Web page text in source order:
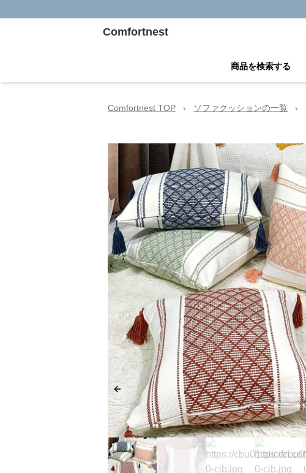
Comfortnest
商品を検索する
Comfortnest TOP › ソファクッションの一覧 ›
Previous slide